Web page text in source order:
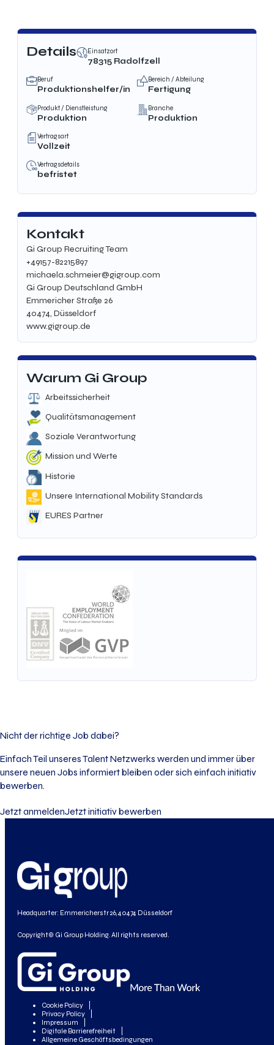
Details Einsatzort
78315 Radolfzell
Beruf
Produktionshelfer/in
Bereich / Abteilung
Fertigung
Produkt / Dienstleistung
Produktion
Branche
Produktion
Vertragsart
Vollzeit
Vertragsdetails
befristet
Kontakt
Gi Group Recruiting Team
+49157-82215897
michaela.schmeier@gigroup.com
Gi Group Deutschland GmbH
Emmericher Straße 26
40474, Düsseldorf
www.gigroup.de
Warum Gi Group
Arbeitssicherheit
Qualitätsmanagement
Soziale Verantwortung
Mission und Werte
Historie
Unsere International Mobility Standards
EURES Partner
Nicht der richtige Job dabei?
Einfach Teil unseres Talent Netzwerks werden und immer über
unsere neuen Jobs informiert bleiben oder sich einfach initiativ
bewerben.
Jetzt anmeldenJetzt initiativ bewerben
Headquarter: Emmericherstr 26, 40474 Düsseldorf
Copyright© Gi Group Holding. All rights reserved.
Cookie Policy
Privacy Policy
Impressum
Digitale Barrierefreiheit
Allgemeine Geschäftsbedingungen